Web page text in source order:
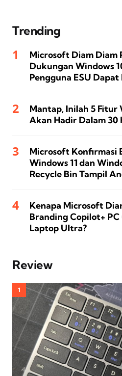
Trending
Microsoft Diam Diam
Dukungan Windows
Pengguna ESU Dapat
Mantap, Inilah 5 Fitur
Akan Hadir Dalam 30
Microsoft Konfirmasi
Windows 11 dan
Recycle Bin Tampil
Kenapa Microsoft
Branding Copilot+
Laptop Ultra?
Review